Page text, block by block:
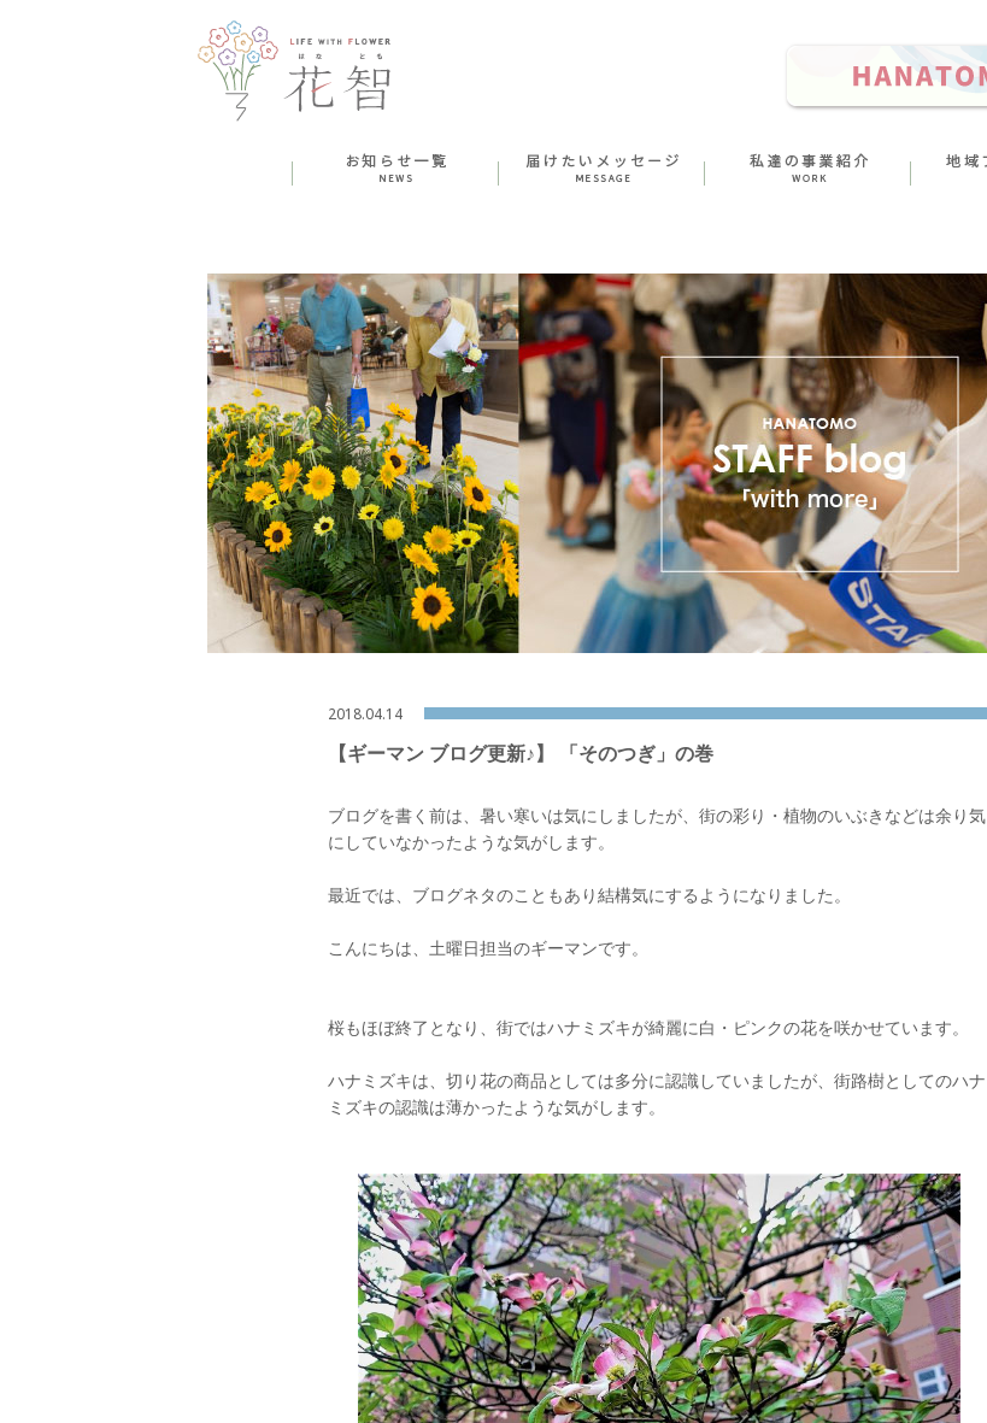
2018.04.14
【ギーマン ブログ更新♪】 「そのつぎ」の巻
ブログを書く前は、暑い寒いは気にしましたが、街の彩り・植物のいぶきなどは余り気
にしていなかったような気がします。
最近では、ブログネタのこともあり結構気にするようになりました。
こんにちは、土曜日担当のギーマンです。
桜もほぼ終了となり、街ではハナミズキが綺麗に白・ピンクの花を咲かせています。
ハナミズキは、切り花の商品としては多分に認識していましたが、街路樹としてのハナ
ミズキの認識は薄かったような気がします。